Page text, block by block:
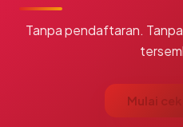
Tanpa pendaftaran.
Mulai